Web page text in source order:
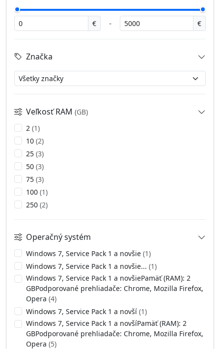
€ - €
Značka
Veľkosť RAM (GB)
2 (1)
10 (2)
25 (3)
50 (3)
75 (3)
100 (1)
250 (2)
Operačný systém
Windows 7, Service Pack 1 a novšie (1)
Windows 7, Service Pack 1 a novšie... (1)
Windows 7, Service Pack 1 a novšiePamäť (RAM): 2
GBPodporované prehliadače: Chrome, Mozilla Firefox,
Opera (4)
Windows 7, Service Pack 1 a novší (1)
Windows 7, Service Pack 1 a novšíPamäť (RAM): 2
GBPodporované prehliadače: Chrome, Mozilla Firefox,
Opera (5)